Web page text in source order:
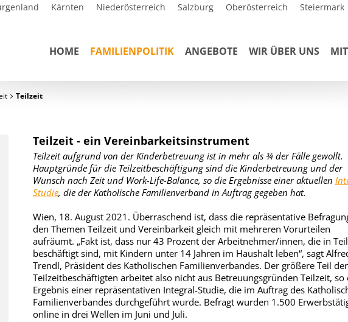
Kärnten Niederösterreich Salzburg Oberösterreich Steiermark
HOME FAMILIENPOLITIK ANGEBOTE WIR ÜBER UNS
Teilzeit
Teilzeit - ein Vereinbarkeitsinstrument
Teilzeit aufgrund von der Kinderbetreuung ist in mehr als ¾ der Fälle gewollt.
Hauptgründe für die Teilzeitbeschäftigung sind die Kinderbetreuung und der
Wunsch nach Zeit und Work-Life-Balance, so die Ergebnisse einer aktuellen
Studie, die der Katholische Familienverband in Auftrag gegeben hat.
Wien, 18. August 2021. Überraschend ist, dass die repräsentative
den Themen Teilzeit und Vereinbarkeit gleich mit mehreren Vorurteilen
aufräumt. „Fakt ist, dass nur 43 Prozent der Arbeitnehmer/innen, die in
beschäftigt sind, mit Kindern unter 14 Jahren im Haushalt leben“, sagt
Trendl, Präsident des Katholischen Familienverbandes. Der größere Teil der
Teilzeitbeschäftigten arbeitet also nicht aus Betreuungsgründen Teilzeit, so
Ergebnis einer repräsentativen Integral-Studie, die im Auftrag des
Familienverbandes durchgeführt wurde. Befragt wurden 1.500
online in drei Wellen im Juni und Juli.